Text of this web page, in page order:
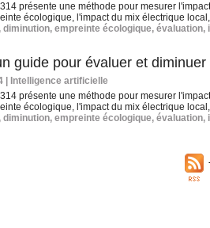
présente une méthode pour mesurer
écologique, l'impact du mix électrique
, diminution, empreinte écologique, évaluation,
guide pour évaluer et
Intelligence artificielle
présente une méthode pour mesurer
écologique, l'impact du mix électrique
, diminution, empreinte écologique, évaluation,